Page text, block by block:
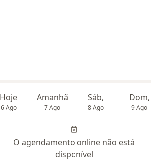
Hoje
6 Ago
Amanhã
7 Ago
Sáb,
8 Ago
Dom,
9 Ago
O agendamento online não está
disponível